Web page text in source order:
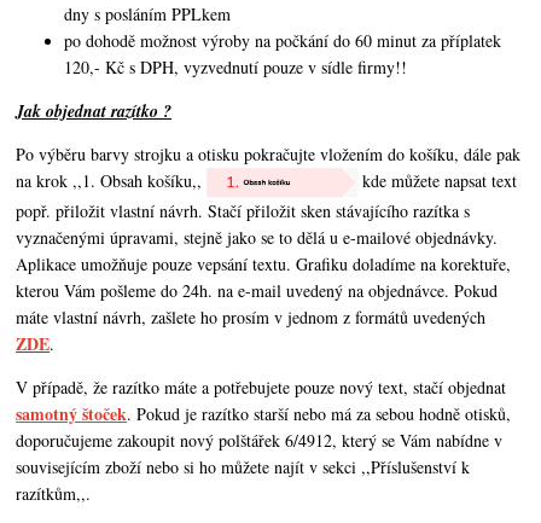
dny s posláním PPLkem
po dohodě možnost výroby na počkání do 60 minut za příplatek
120,- Kč s DPH, vyzvednutí pouze v sídle firmy!!
Jak objednat razítko ?
Po výběru barvy strojku a otisku pokračujte vložením do košíku, dále pak
na krok ,,1. Obsah košíku,,
kde můžete napsat text
popř. přiložit vlastní návrh. Stačí přiložit sken stávajícího razítka s
vyznačenými úpravami, stejně jako se to dělá u e-mailové objednávky.
Aplikace umožňuje pouze vepsání textu. Grafiku doladíme na korektuře,
kterou Vám pošleme do 24h. na e-mail uvedený na objednávce. Pokud
máte vlastní návrh,zašlete ho prosím v jednom z formátů uvedených
ZDE.
V případě, že razítko máte a potřebujete pouze nový text, stačí objednat
samotný štoček. Pokud je razítko starší nebo má za sebou hodně otisků,
doporučujeme zakoupit nový polštářek 6/4912, který se Vám nabídne v
souvisejícím zboží nebo si ho můžete najít v sekci ,,Příslušenství k
razítkům,,.